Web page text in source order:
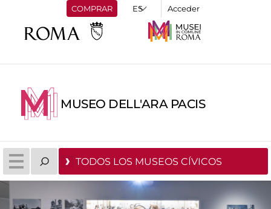
COMPRAR Acceder
MUSEO DELL'ARA PACIS
TODOS LOS MUSEOS CÍVICOS